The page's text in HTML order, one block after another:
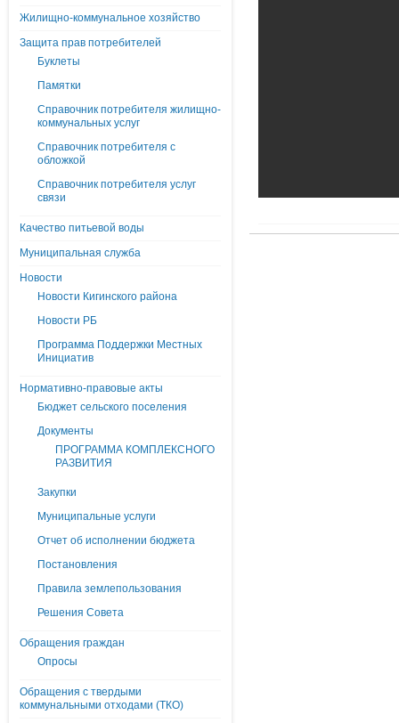
Жилищно-коммунальное хозяйство
Защита прав потребителей
Буклеты
Памятки
Справочник потребителя жилищно-
коммунальных услуг
Справочник потребителя с
обложкой
Справочник потребителя услуг
связи
Качество питьевой воды
Муниципальная служба
Новости
Новости Кигинского района
Новости РБ
Программа Поддержки Местных
Инициатив
Нормативно-правовые акты
Бюджет сельского поселения
Документы
ПРОГРАММА КОМПЛЕКСНОГО
РАЗВИТИЯ
Закупки
Муниципальные услуги
Отчет об исполнении бюджета
Постановления
Правила землепользования
Решения Совета
Обращения граждан
Опросы
Обращения с твердыми
коммунальными отходами (ТКО)